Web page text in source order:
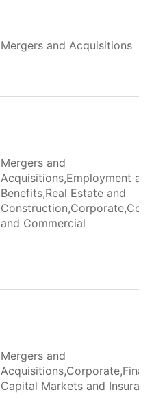
Mergers and Acquisitions
Mergers and
Acquisitions,Employment and
Benefits,Real Estate and
and Commercial
Mergers and
Capital Markets and